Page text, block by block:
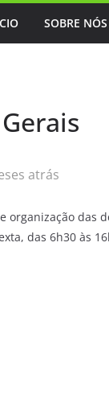
SOBRE NÓS
atrás
organização
das 6h30 às